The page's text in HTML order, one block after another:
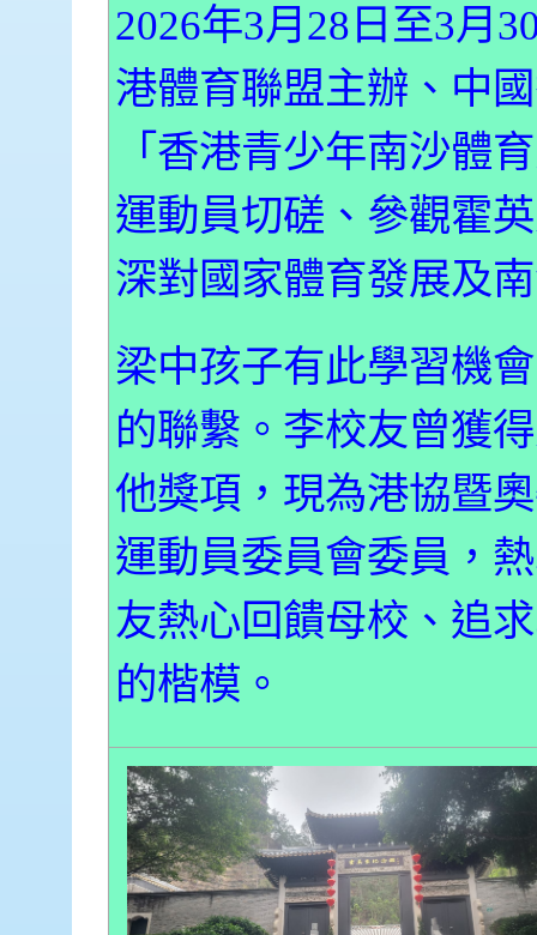
2026年3月28日至3月
港體育聯盟主辦、中
「香港青少年南沙體
運動員切磋、參觀霍
深對國家體育發展及
梁中孩子有此學習機
的聯繫。李校友曾獲
他獎項，現為港協暨
運動員委員會委員，
友熱心回饋母校、追
的楷模。